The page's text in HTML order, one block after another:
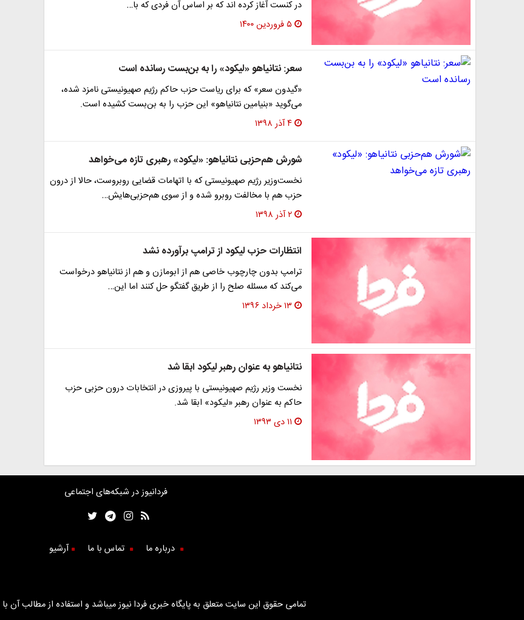
در کنست آغاز کرده اند که بر اساس آن فردی که با…
۵ فروردین ۱۴۰۰
سعر: نتانیاهو «لیکود» را به بن‌بست رسانده است
«گیدون سعر» که برای ریاست حزب حاکم رژیم صهیونیستی نامزد شده،
می‌گوید «بنیامین نتانیاهو» این حزب را به بن‌بست کشیده است.
۴ آذر ۱۳۹۸
شورش هم‌حزبی نتانیاهو: «لیکود» رهبری تازه می‌خواهد
نخست‌وزیر رژیم صهیونیستی که با اتهامات قضایی روبروست، حالا از درون
حزب هم با مخالفت روبرو شده و از سوی هم‌حزبی‌هایش…
۲ آذر ۱۳۹۸
انتظارات حزب لیکود از ترامپ برآورده نشد
ترامپ بدون چارچوب خاصی هم از ابومازن و هم از نتانیاهو درخواست
می‌کند که مسئله صلح را از طریق گفتگو حل کنند اما این…
۱۳ خرداد ۱۳۹۶
نتانیاهو به عنوان رهبر لیکود ابقا شد
نخست وزیر رژیم صهیونیستی با پیروزی در انتخابات درون حزبی حزب
حاکم به عنوان رهبر «لیکود» ابقا شد.
۱۱ دی ۱۳۹۳
فردانیوز در شبکه‌های اجتماعی
درباره ما تماس با ما آرشیو
تمامی حقوق این سایت متعلق به پایگاه خبری فردا نیوز میباشد و استفاده از مطالب آن